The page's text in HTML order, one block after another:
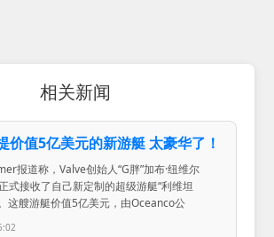
相关新闻
价值5亿美元的新游艇 太豪华了！
报道称，Valve创始人“G胖”加布·纽维尔
式接收了自己新定制的超级游艇“利维坦
这艘游艇价值5亿美元，由Oceanco公